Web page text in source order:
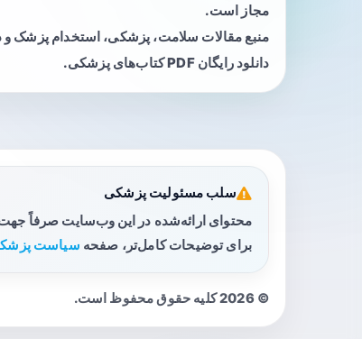
مجاز است.
منبع مقالات سلامت، پزشکی، استخدام پزشک و
دانلود رایگان PDF کتاب‌های پزشکی.
سلب مسئولیت پزشکی
محتوای ارائه‌شده در این وب‌سایت صرفاً
برای توضیحات کامل‌تر، صفحه سیاست
© 2026 کلیه حقوق محفوظ است.